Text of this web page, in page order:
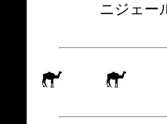
ニジェー